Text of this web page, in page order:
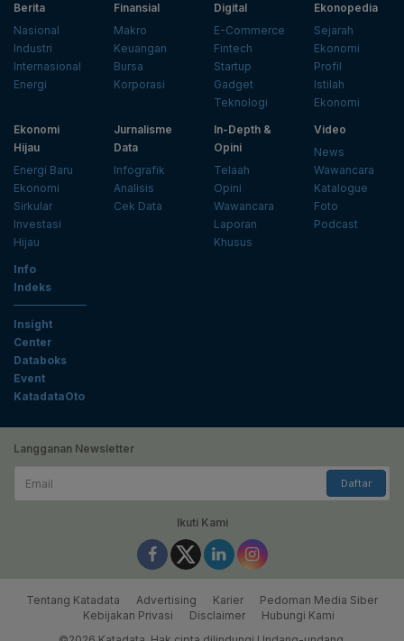
Berita
Nasional
Industri
Internasional
Energi
Finansial
Makro
Keuangan
Bursa
Korporasi
Digital
E-Commerce
Fintech
Startup
Gadget
Teknologi
Ekonopedia
Sejarah
Ekonomi
Profil
Istilah
Ekonomi
Ekonomi
Hijau
Energi Baru
Ekonomi
Sirkular
Investasi
Hijau
Jurnalisme
Data
Infografik
Analisis
Cek Data
In-Depth &
Opini
Telaah
Opini
Wawancara
Laporan
Khusus
Video
News
Wawancara
Katalogue
Foto
Podcast
Info
Indeks
Insight
Center
Databoks
Event
KatadataOto
Langganan Newsletter
Daftar
Ikuti Kami
Tentang Katadata Advertising Karier
Pedoman Media Siber
Kebijakan Privasi
Disclaimer
Hubungi Kami